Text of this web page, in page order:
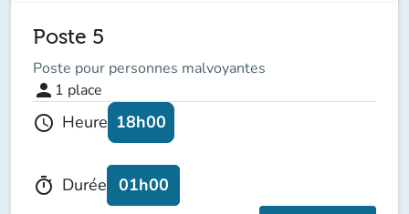
Poste 5
Poste pour personnes malvoyantes
person 1 place
schedule Heure 18h00
timer Durée 01h00